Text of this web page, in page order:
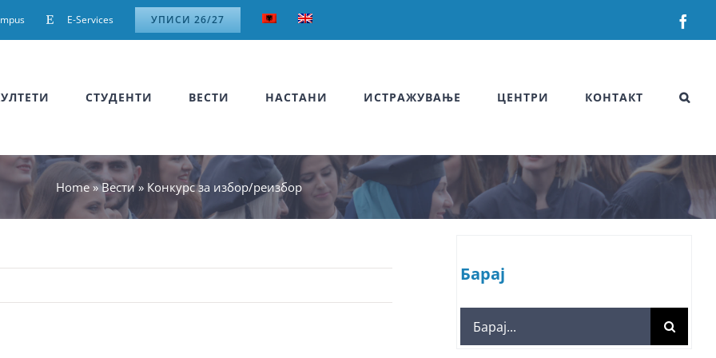
E-Services УПИСИ 26/27
СТУДЕНТИ ВЕСТИ НАСТАНИ ИСТРАЖУВАЊЕ ЦЕНТРИ КОНТАКТ
Home»Вести» Конкурс за избор/реизбор
Барај
Search
for: